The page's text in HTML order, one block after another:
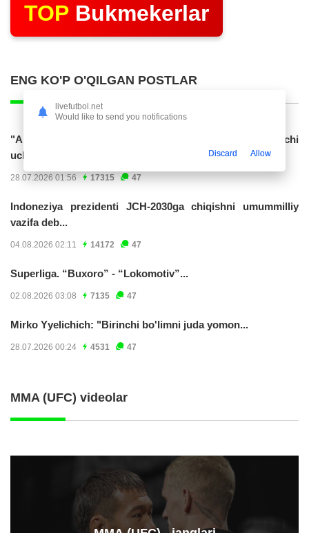
TOP Bukmekerlar
ENG KO'P O'QILGAN POSTLAR
"Al Hilol" O'zbekiston terma jamoasiga gol urgan hujumchi
uchun 70 mln. evro taklif...
28.07.2026 01:56 17315 47
Indoneziya prezidenti JCH-2030ga chiqishni umummilliy
vazifa deb...
04.08.2026 02:11 14172 47
Superliga. “Buxoro” - “Lokomotiv”...
02.08.2026 03:08 7135 47
Mirko Yyelichich: "Birinchi bo'limni juda yomon...
28.07.2026 00:24 4531 47
MMA (UFC) videolar
livefutbol.net
Would like to send you notifications
Discard Allow